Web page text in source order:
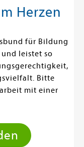
Herzen
für Bildung
leistet so
Bitte
mit einer